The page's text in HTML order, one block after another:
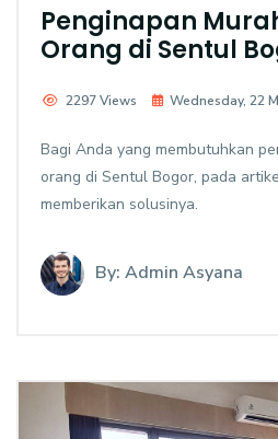
Penginapan
Orang di Sentul
2297 Views Wednesday, 22
Bagi Anda yang membutuhkan
orang di Sentul Bogor, pada
memberikan solusinya.
By: Admin Asyana